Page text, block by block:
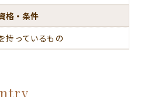
格・条件
持っているもの